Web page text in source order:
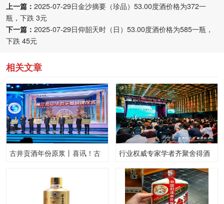
上一篇： 2025-07-29日金沙摘要（珍品）53.00度酒价格为372一
瓶，下跌 3元
下一篇： 2025-07-29日仰韶天时（日）53.00度酒价格为585一瓶，
下跌 45元
相关文章
古井贡酒年份原浆丨喜讯！古
行业权威专家学者齐聚舍得酒
业，共话白酒产业品质升级新
路径